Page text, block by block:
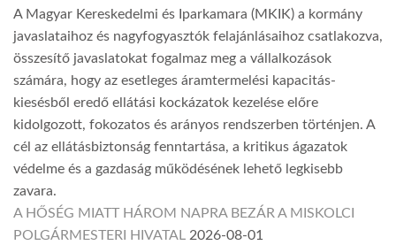
A Magyar Kereskedelmi és Iparkamara (MKIK) a kormány
javaslataihoz és nagyfogyasztók felajánlásaihoz csatlakozva,
összesítő javaslatokat fogalmaz meg a vállalkozások
számára, hogy az esetleges áramtermelési kapacitás-
kiesésből eredő ellátási kockázatok kezelése előre
kidolgozott, fokozatos és arányos rendszerben történjen. A
cél az ellátásbiztonság fenntartása, a kritikus ágazatok
védelme és a gazdaság működésének lehető legkisebb
zavara.
A HŐSÉG MIATT HÁROM NAPRA BEZÁR A MISKOLCI
POLGÁRMESTERI HIVATAL 2026-08-01